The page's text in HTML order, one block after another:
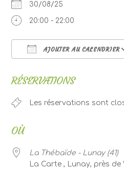
30/08/25
20:00 - 22:00
AJOUTER AU CALENDRIER
RÉSERVATIONS
Les réservations sont
OÙ
La Thébaïde - Lunay (41)
La Carte , Lunay, près de